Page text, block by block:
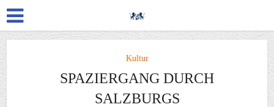
Kultur
SPAZIERGANG DURCH
SALZBURGS